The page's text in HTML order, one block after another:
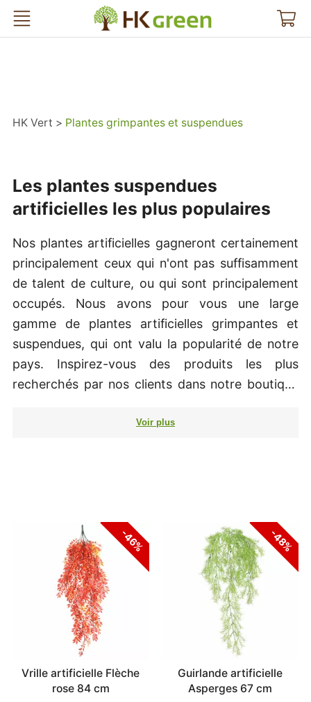
HK Vert
HK Vert Plantes grimpantes et suspendues
Les plantes suspendues
artificielles les plus populaires
Nos plantes artificielles gagneront certainement
principalement ceux qui n'ont pas suffisamment
de talent de culture, ou qui sont principalement
occupés. Nous avons pour vous une large
gamme de plantes artificielles grimpantes et
suspendues, qui ont valu la popularité de notre
pays. Inspirez-vous des produits les plus
recherchés par nos clients dans notre boutique
saisonnière, ou encore une sélection de plantes
moderne. Obtenez des conseils de nos clients et
voyez la commande de nos produits parmi les
plus populaires, qui sont vraiment devenus le
choix le plus populaire pour nos clients.
-46%
Vrille artificielle Flèche
rose 84 cm
-48%
Guirlande artificielle
Asperges 67 cm